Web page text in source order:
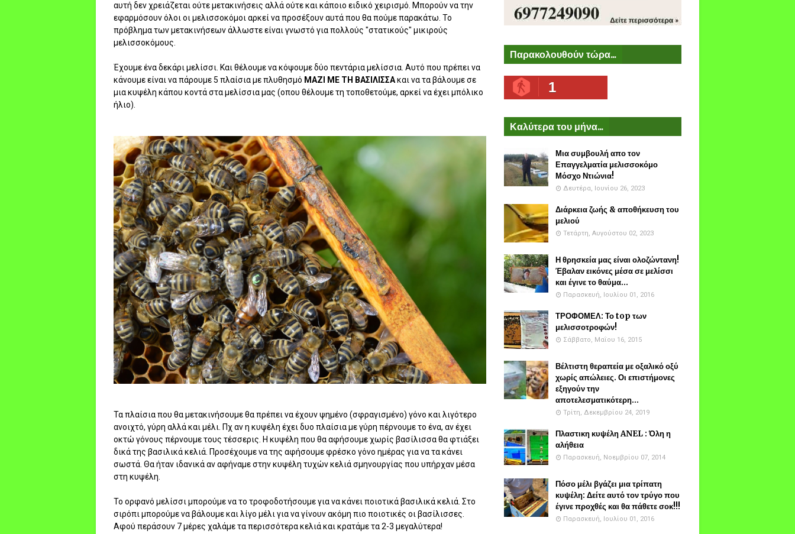
αυτή δεν χρειάζεται ούτε μετακινήσεις αλλά ούτε και κάποιο ειδικό χειρισμό. Μπορούν να την
εφαρμόσουν όλοι οι μελισσοκόμοι αρκεί να προσέξουν αυτά που θα πούμε παρακάτω. Το
πρόβλημα των μετακινήσεων άλλωστε είναι γνωστό για πολλούς "στατικούς" μικιρούς
μελισσοκόμους.
Έχουμε ένα δεκάρι μελίσσι. Και θέλουμε να κόψουμε δύο πεντάρια μελίσσια. Αυτό που πρέπει να
κάνουμε είναι να πάρουμε 5 πλαίσια με πλυθησμό ΜΑΖΙ ΜΕ ΤΗ ΒΑΣΙΛΙΣΣΑκαι να τα βάλουμε σε
μια κυψέλη κάπου κοντά στα μελίσσια μας (οπου θέλουμε τη τοποθετούμε, αρκεί να έχει μπόλικο
ήλιο).
Τα πλαίσια που θα μετακινήσουμε θα πρέπει να έχουν ψημένο (σφραγισμένο) γόνο και λιγότερο
ανοιχτό, γύρη αλλά και μέλι. Πχ αν η κυψέλη έχει δυο πλαίσια με γύρη πέρνουμε το ένα, αν έχει
οκτώ γόνους πέρνουμε τους τέσσερις. Η κυψέλη που θα αφήσουμε χωρίς βασίλισσα θα φτιάξει
δικά της βασιλικά κελιά. Προσέχουμε να της αφήσουμε φρέσκο γόνο ημέρας για να τα κάνει
σωστά. Θα ήταν ιδανικά αν αφήναμε στην κυψέλη τυχών κελιά σμηνουργίας που υπήρχαν μέσα
στη κυψέλη.
Το ορφανό μελίσσι μπορούμε να το τροφοδοτήσουμε για να κάνει ποιοτικά βασιλικά κελιά. Στο
σιρόπι μπορούμε να βάλουμε και λίγο μέλι για να γίνουν ακόμη πιο ποιοτικές οι βασίλισσες.
Αφού περάσουν 7 μέρες χαλάμε τα περισσότερα κελιά και κρατάμε τα 2-3 μεγαλύτερα!
Παρακολουθούν τώρα...
1
Καλύτερα του μήνα...
Μια συμβουλή απο τον
Επαγγελματία μελισσοκόμο
Μόσχο Ντιώνια!
Δευτέρα, Ιουνίου 26, 2023
Διάρκεια ζωής & αποθήκευση του
μελιού
Τετάρτη, Αυγούστου 02, 2023
Η θρησκεία μας είναι ολοζώντανη!
Έβαλαν εικόνες μέσα σε μελίσσι
και έγινε το θαύμα...
Παρασκευή, Ιουλίου 01, 2016
ΤΡΟΦΟΜΕΛ: Το top των
μελισσοτροφών!
Σάββατο, Μαΐου 16, 2015
Βέλτιστη θεραπεία με οξαλικό οξύ
χωρίς απώλειες. Οι επιστήμονες
εξηγούν την
αποτελεσματικότερη...
Τρίτη, Δεκεμβρίου 24, 2019
Πλαστικη κυψέλη ANEL : Όλη η
αλήθεια
Παρασκευή, Νοεμβρίου 07, 2014
Πόσο μέλι βγάζει μια τρίπατη
κυψέλη: Δείτε αυτό τον τρύγο που
έγινε προχθές και θα πάθετε σοκ!!!
Παρασκευή, Ιουλίου 01, 2016